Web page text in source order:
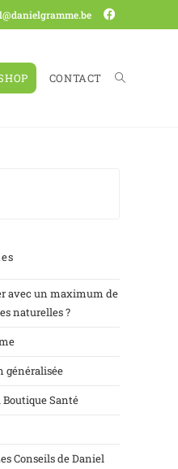
CONTACT
avec un maximum de
naturelles ?
généralisée
Santé
Conseils de Daniel